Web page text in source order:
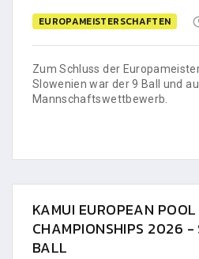
EUROPAMEISTERSCHAFTEN
Zum Schluss der
Slowenien war der 9 Ball und
Mannschaftswettbewerb.
KAMUI EUROPEAN
CHAMPIONSHIPS 2026
BALL